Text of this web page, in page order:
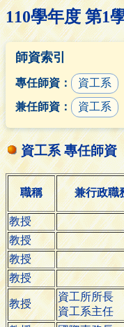
110學年度 第1
師資索引
專任師資：
資工系
兼任師資：
資工系
資工系 專任師資
職稱 兼行政職
教授
教授
教授
教授
教授
資工所所長
資工系主任